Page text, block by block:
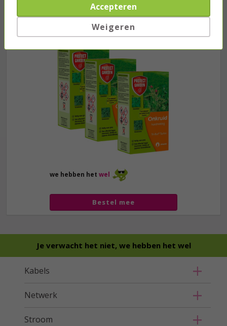
Je verwacht het niet
Turbo onkruidverdelger (Concentraat,
3x 100ml) | Ook voor je gazon!
43,
we hebben het wel
Bestel mee
Je verwacht het niet, we hebben het wel
Kabels
Netwerk
Stroom
Accepteren
Weigeren